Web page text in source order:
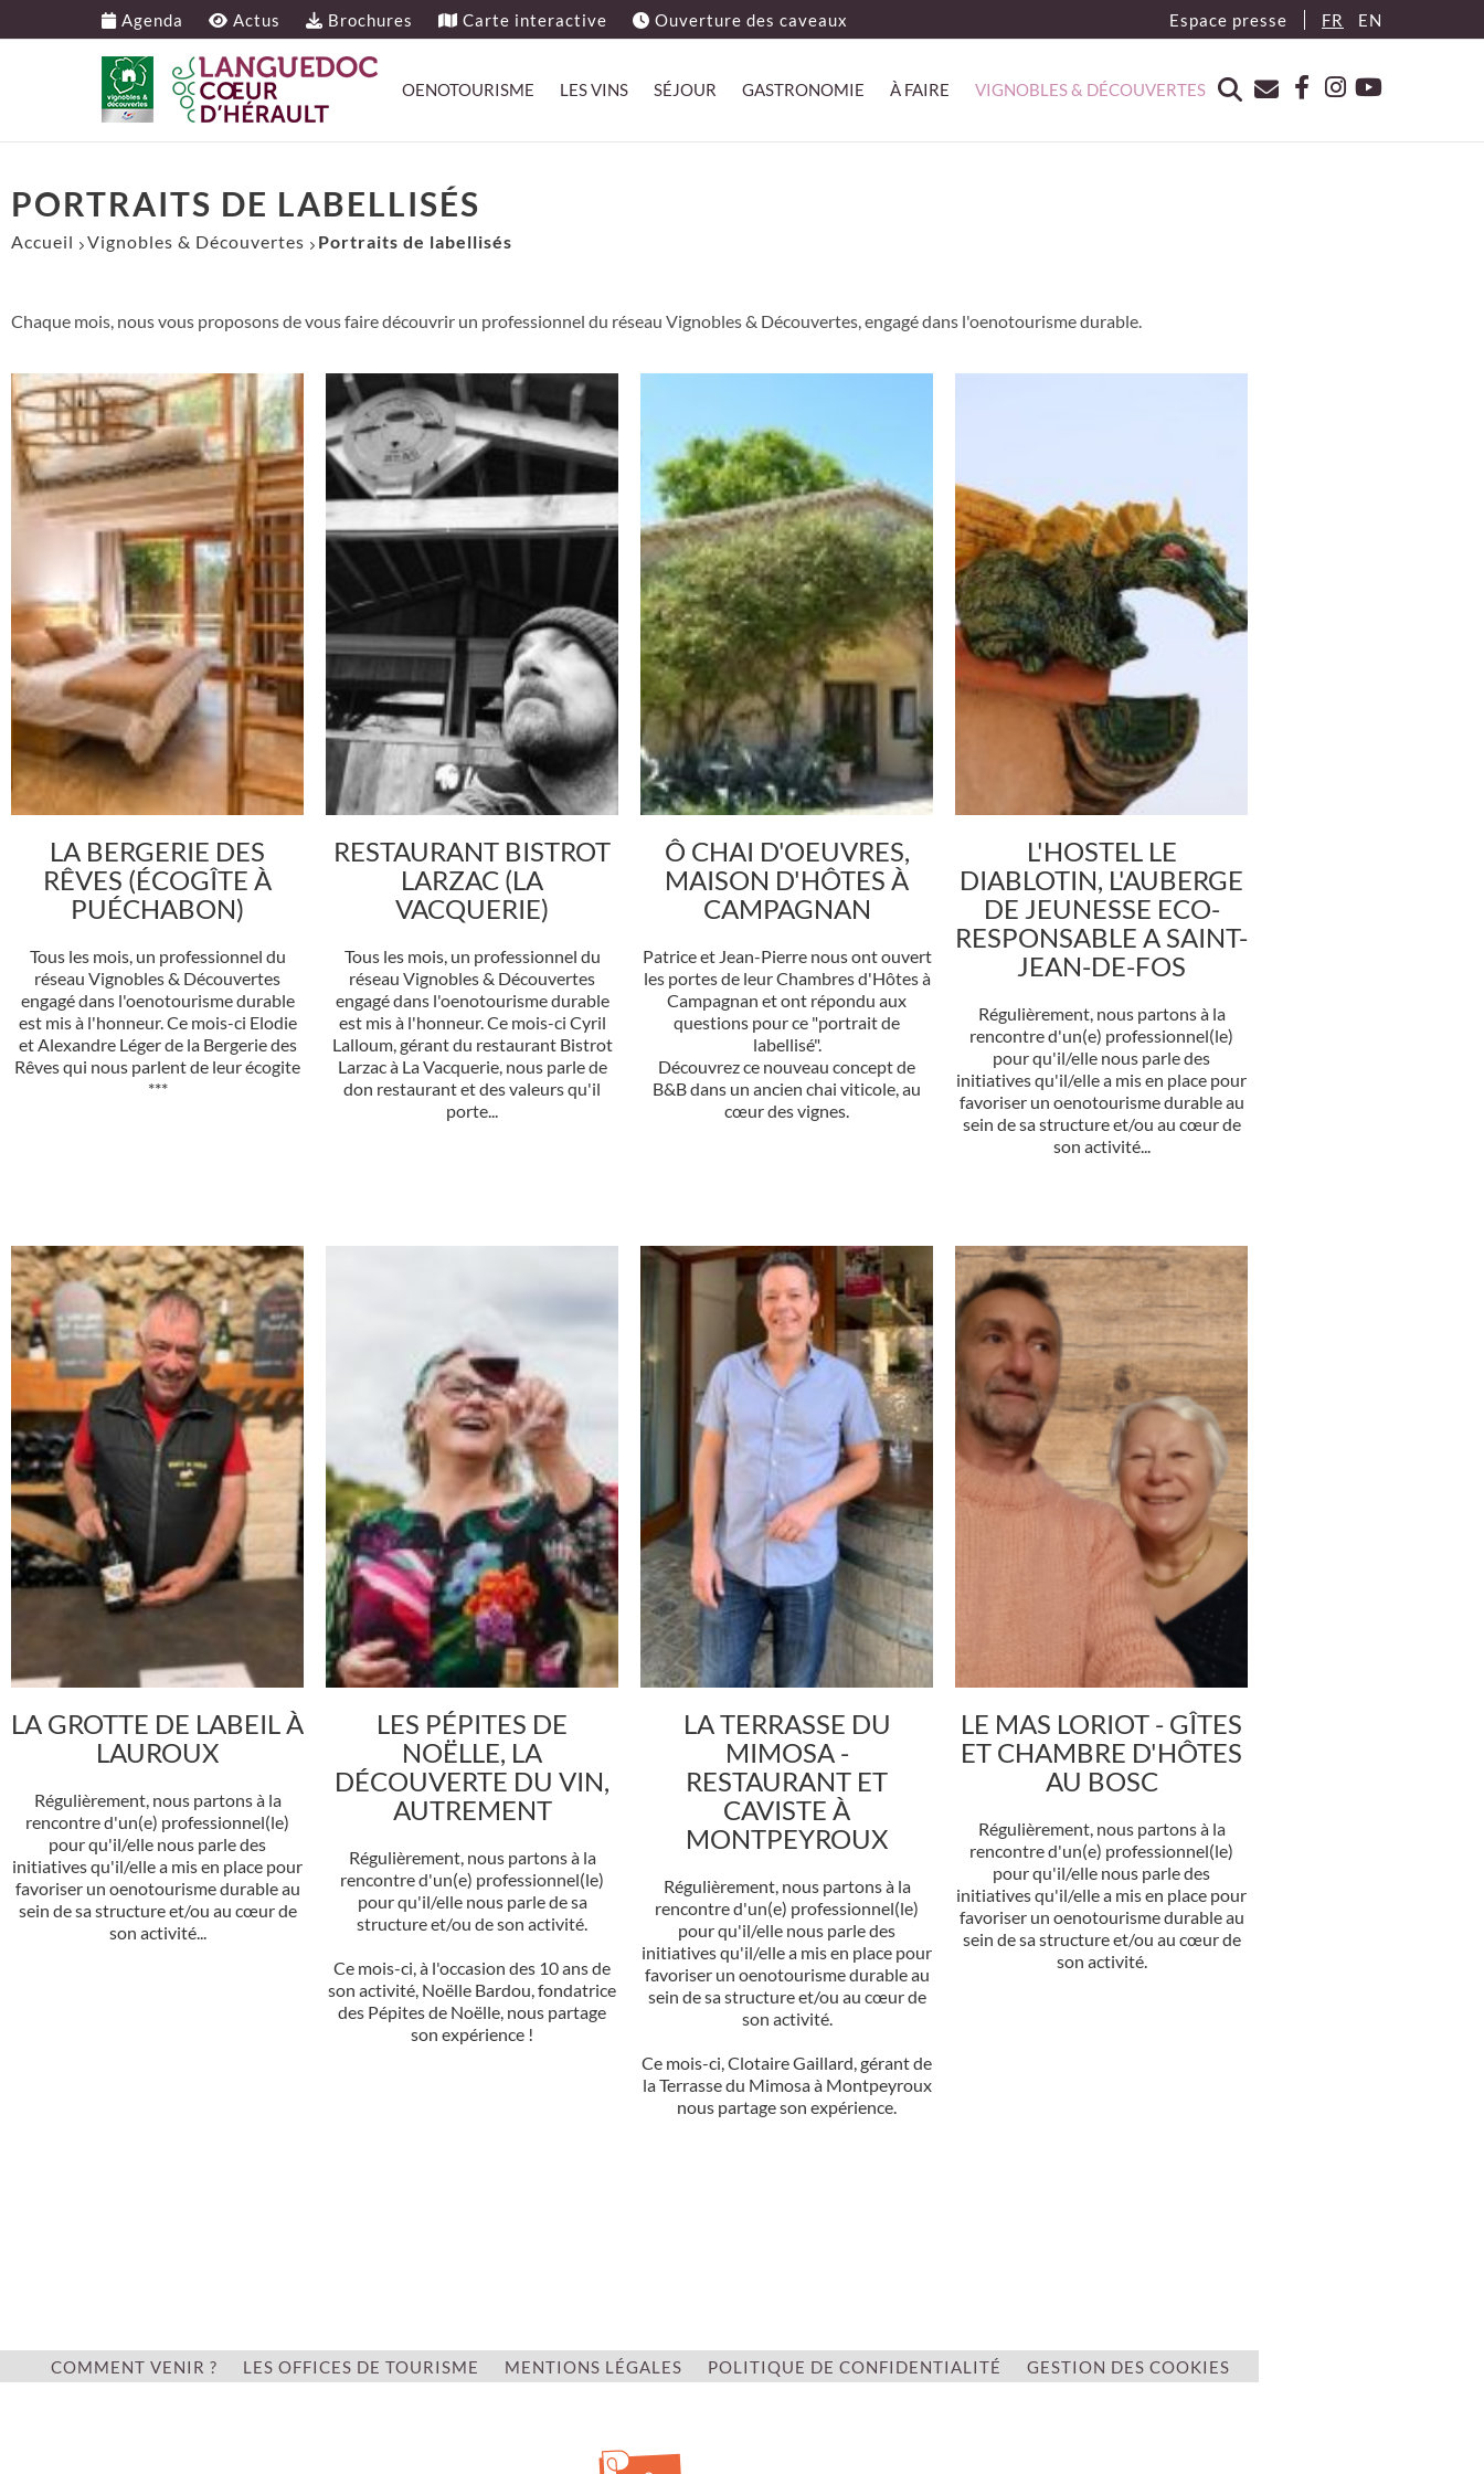
PORTRAITS DE LABELLISÉS
Accueil Vignobles & Découvertes Portraits de labellisés
Chaque mois, nous vous proposons de vous faire découvrir un professionnel du réseau Vignobles & Découvertes, engagé dans l'oenotourisme durable.
LA BERGERIE DES
RÊVES (ÉCOGÎTE À
PUÉCHABON)
Tous les mois, un professionnel du
réseau Vignobles & Découvertes
engagé dans l'oenotourisme durable
est mis à l'honneur. Ce mois-ci Elodie
et Alexandre Léger de la Bergerie des
Rêves qui nous parlent de leur écogite
***
RESTAURANT BISTROT
LARZAC (LA
VACQUERIE)
Tous les mois, un professionnel du
réseau Vignobles & Découvertes
engagé dans l'oenotourisme durable
est mis à l'honneur. Ce mois-ci Cyril
Lalloum, gérant du restaurant Bistrot
Larzac à La Vacquerie, nous parle de
don restaurant et des valeurs qu'il
porte...
Ô CHAI D'OEUVRES,
MAISON D'HÔTES À
CAMPAGNAN
Patrice et Jean-Pierre nous ont ouvert
les portes de leur Chambres d'Hôtes à
Campagnan et ont répondu aux
questions pour ce "portrait de
labellisé".
Découvrez ce nouveau concept de
B&B dans un ancien chai viticole, au
cœur des vignes.
L'HOSTEL LE
DIABLOTIN, L'AUBERGE
DE JEUNESSE ECO-
RESPONSABLE A SAINT-
JEAN-DE-FOS
Régulièrement, nous partons à la
rencontre d'un(e) professionnel(le)
pour qu'il/elle nous parle des
initiatives qu'il/elle a mis en place pour
favoriser un oenotourisme durable au
sein de sa structure et/ou au cœur de
son activité...
LA GROTTE DE LABEIL À
LAUROUX
Régulièrement, nous partons à la
rencontre d'un(e) professionnel(le)
pour qu'il/elle nous parle des
initiatives qu'il/elle a mis en place pour
favoriser un oenotourisme durable au
sein de sa structure et/ou au cœur de
son activité...
LES PÉPITES DE
NOËLLE, LA
DÉCOUVERTE DU VIN,
AUTREMENT
Régulièrement, nous partons à la
rencontre d'un(e) professionnel(le)
pour qu'il/elle nous parle de sa
structure et/ou de son activité.
Ce mois-ci, à l'occasion des 10 ans de
son activité, Noëlle Bardou, fondatrice
des Pépites de Noëlle, nous partage
son expérience !
LA TERRASSE DU
MIMOSA -
RESTAURANT ET
CAVISTE À
MONTPEYROUX
Régulièrement, nous partons à la
rencontre d'un(e) professionnel(le)
pour qu'il/elle nous parle des
initiatives qu'il/elle a mis en place pour
favoriser un oenotourisme durable au
sein de sa structure et/ou au cœur de
son activité.
Ce mois-ci, Clotaire Gaillard, gérant de
la Terrasse du Mimosa à Montpeyroux
nous partage son expérience.
LE MAS LORIOT - GÎTES
ET CHAMBRE D'HÔTES
AU BOSC
Régulièrement, nous partons à la
rencontre d'un(e) professionnel(le)
pour qu'il/elle nous parle des
initiatives qu'il/elle a mis en place pour
favoriser un oenotourisme durable au
sein de sa structure et/ou au cœur de
son activité.
COMMENT VENIR ? LES OFFICES DE TOURISME MENTIONS LÉGALES POLITIQUE DE CONFIDENTIALITÉ GESTION DES COOKIES
Agenda Actus Brochures Carte interactive Ouverture des caveaux Espace presse FR EN
OENOTOURISME LES VINS SÉJOUR GASTRONOMIE À FAIRE VIGNOBLES & DÉCOUVERTES